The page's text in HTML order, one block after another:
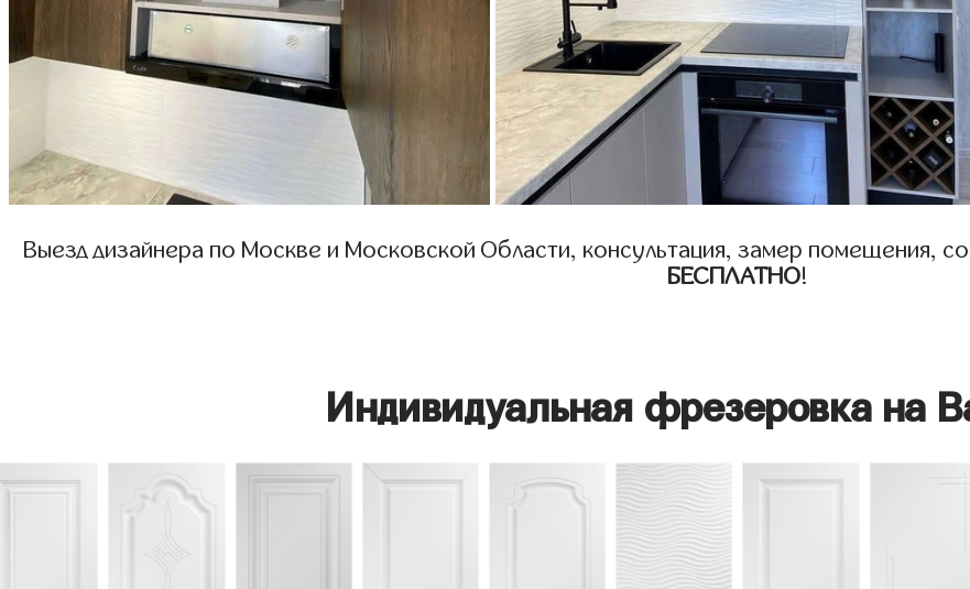
Выезд дизайнера по Москве и Московской Области, консультация, замер помещения,
БЕСПЛАТНО!
Индивидуальная фрезеровка на